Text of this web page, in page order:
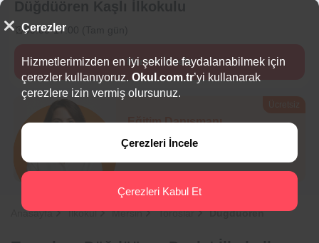
09:00-17:00 (Tam gün)
Hemen İncele
Eğitim Danışmanı
Sana en uygun
Anasayfa İlkokul Mersin Toroslar Düğdüören
Çerezler
Hizmetlerimizden en iyi şekilde faydalanabilmek için
çerezler kullanıyoruz. Okul.com.tr’yi kullanarak
çerezlere izin vermiş olursunuz.
Çerezleri İncele
Çerezleri Kabul Et